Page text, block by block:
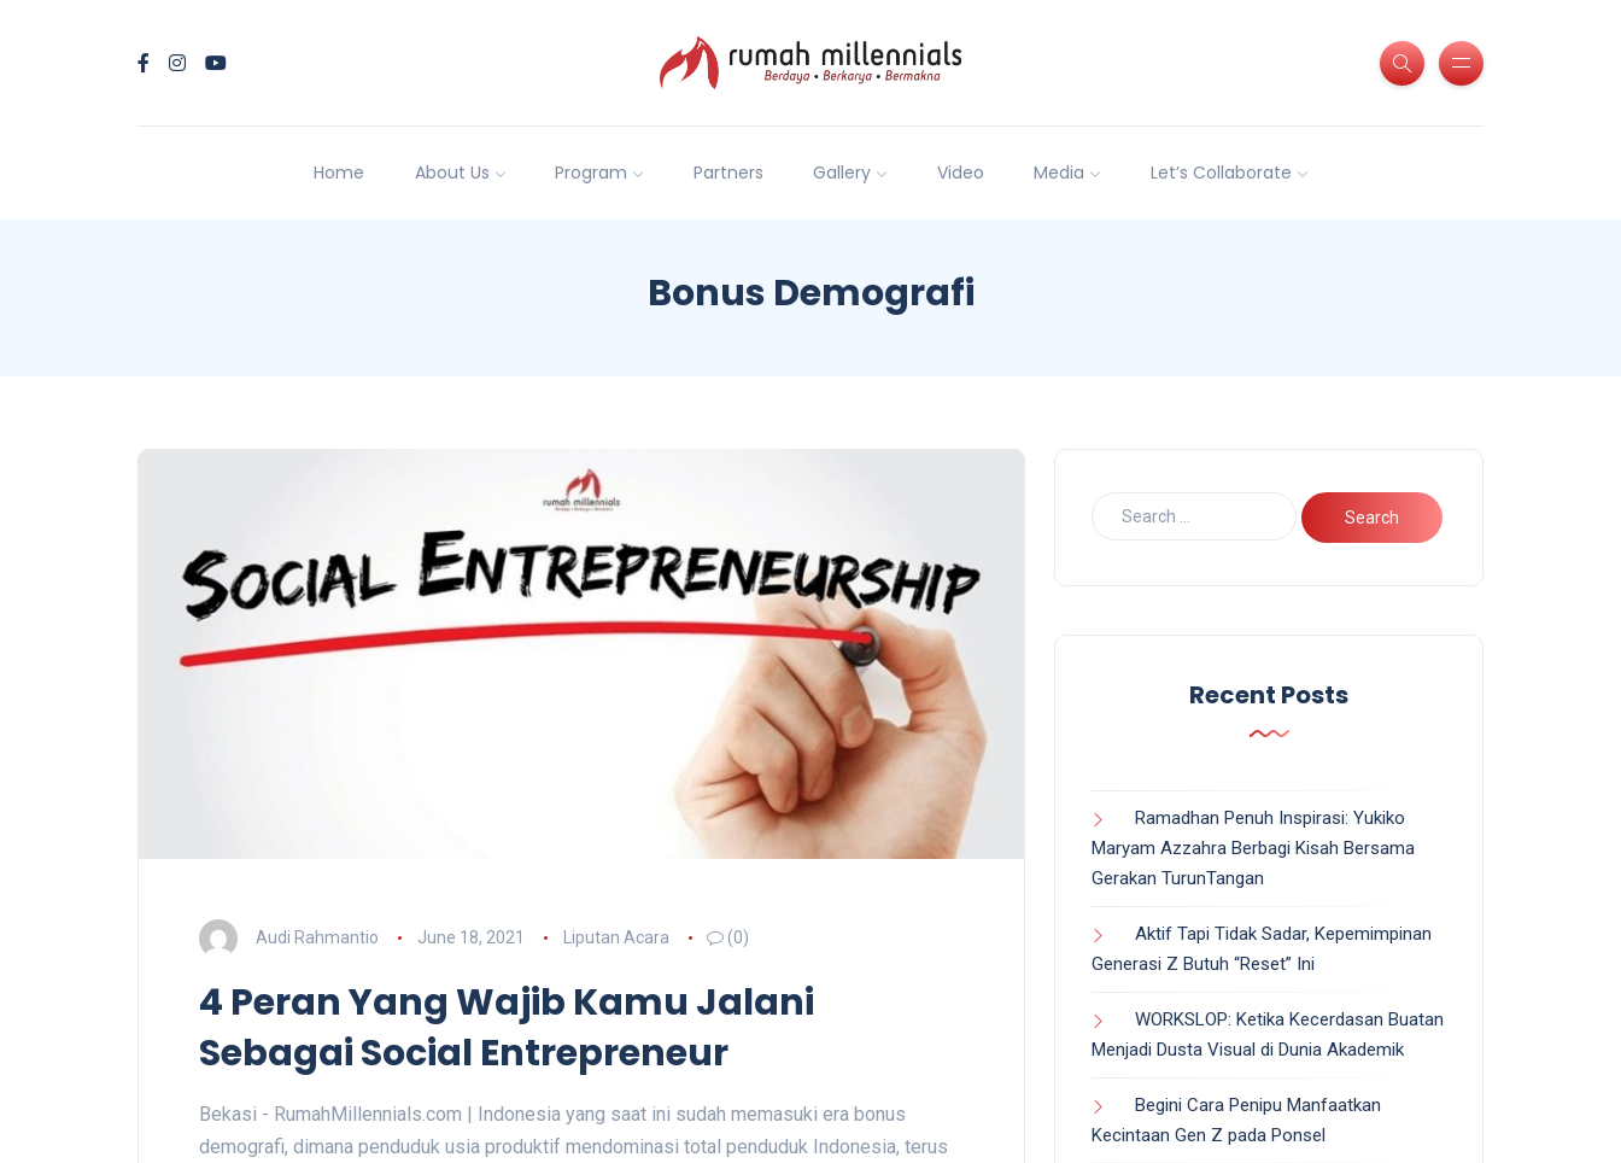
Home About Us Program Partners Gallery Video Media Let’s Collaborate
Bonus Demografi
Audi Rahmantio June 18, 2021 Liputan Acara (0)
4 Peran Yang Wajib Kamu Jalani
Sebagai Social Entrepreneur
Bekasi - RumahMillennials.com | Indonesia yang saat ini sudah memasuki era bonus
demografi, dimana penduduk usia produktif mendominasi total penduduk Indonesia, terus
Recent Posts
Ramadhan Penuh Inspirasi: Yukiko
Maryam Azzahra Berbagi Kisah Bersama
Gerakan TurunTangan
Aktif Tapi Tidak Sadar, Kepemimpinan
Generasi Z Butuh “Reset” Ini
WORKSLOP: Ketika Kecerdasan Buatan
Menjadi Dusta Visual di Dunia Akademik
Begini Cara Penipu Manfaatkan
Kecintaan Gen Z pada Ponsel